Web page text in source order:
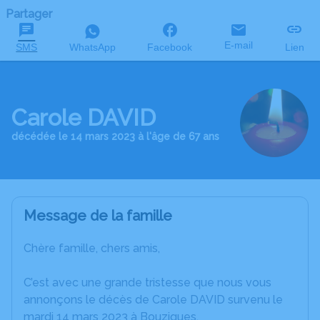
Partager
SMS WhatsApp Facebook E-mail Lien
Carole DAVID
décédée le 14 mars 2023 à l'âge de 67 ans
Message de la famille
Chère famille, chers amis,
C’est avec une grande tristesse que nous vous
annonçons le décès de Carole DAVID survenu le
mardi 14 mars 2023 à Bouzigues.